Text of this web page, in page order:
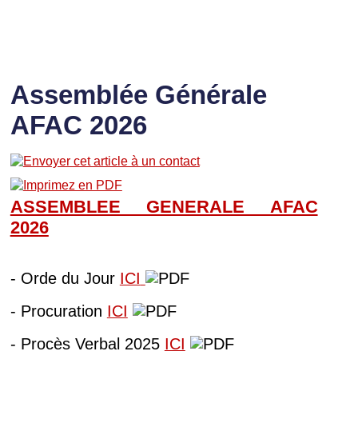
Assemblée Générale
AFAC 2026
ASSEMBLEE GENERALE AFAC
2026
- Orde du Jour ICI
- Procuration ICI
- Procès Verbal 2025 ICI